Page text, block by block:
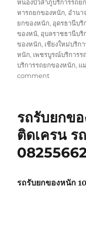
หนองบัวลำภูบริการรถย
หารถยกของหนัก, อำนา
ยกของหนัก, อุดรธานีบริ
ของหนั, อุบลราชธานีบริ
ของหนัก, เชียงใหม่บริก
หนัก, เพชรบูรณ์บริการร
บริการรถยกของหนัก, แ
commenton
เลอ
รถ
เฉพาะ
กิจ
ขนส่ง
รถรับยกข
ติดเครน ร
รถรับยกของหนัก